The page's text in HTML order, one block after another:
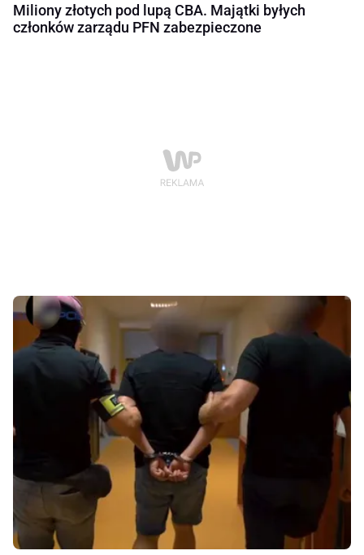
Miliony złotych pod lupą CBA. Majątki byłych
członków zarządu PFN zabezpieczone